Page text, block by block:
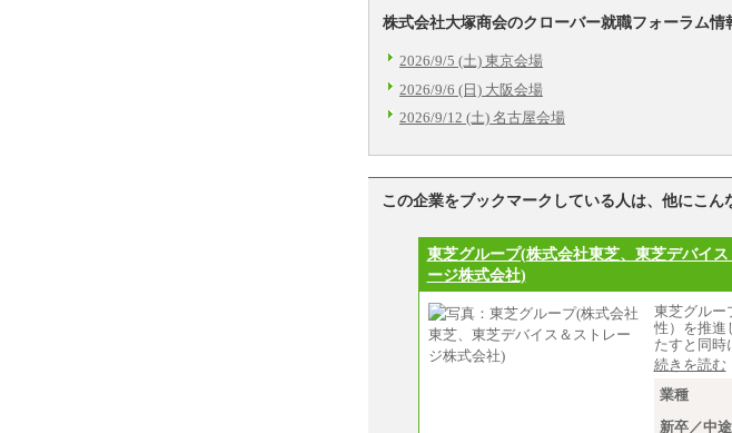
株式会社大塚商会のクローバー就職フォーラム情
2026/9/5 (土) 東京会場
2026/9/6 (日) 大阪会場
2026/9/12 (土) 名古屋会場
この企業をブックマークしている人は、他にこん
東芝グループ(株式会社東芝、東芝デバイス
ージ株式会社)
東芝グルー
性）を推進
たすと同時
続きを読む
業種
新卒／中途